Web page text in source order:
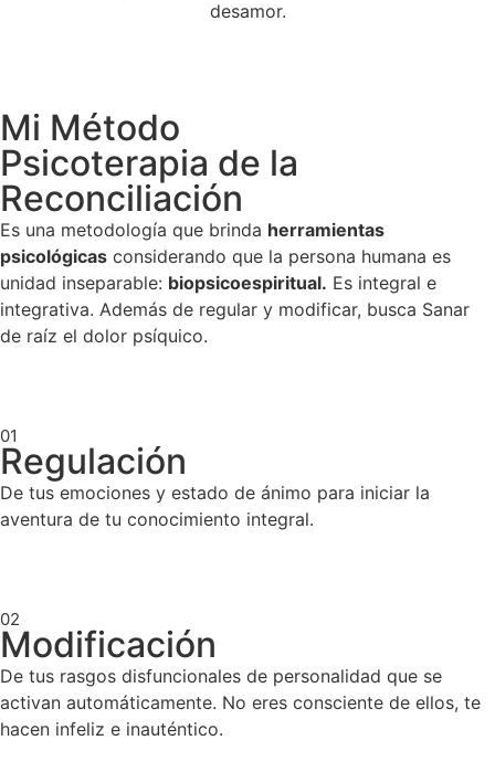
desamor.
Mi Método
Psicoterapia de la
Reconciliación
Es una metodología que brinda herramientas
psicológicas considerando que la persona humana es
unidad inseparable: biopsicoespiritual. Es integral e
integrativa. Además de regular y modificar, busca Sanar
de raíz el dolor psíquico.
01
Regulación
De tus emociones y estado de ánimo para iniciar la
aventura de tu conocimiento integral.
02
Modificación
De tus rasgos disfuncionales de personalidad que se
activan automáticamente. No eres consciente de ellos, te
hacen infeliz e inauténtico.